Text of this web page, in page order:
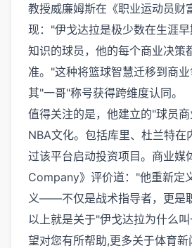
教授威廉姆斯在《职业运动员财
现："伊戈达拉是极少数在生涯
知识的球员，他的每个商业决策
准。"这种将篮球智慧迁移到商
其"一哥"称号获得跨维度认同。
值得关注的是，他建立的"球员
NBA文化。包括库里、杜兰特在
过该平台启动投资项目。商业媒
Company》评价道："他重新定
义——不仅是战术指导者，更是
以上就是关于"伊戈达拉为什么
望对您有所帮助,更多关于体育